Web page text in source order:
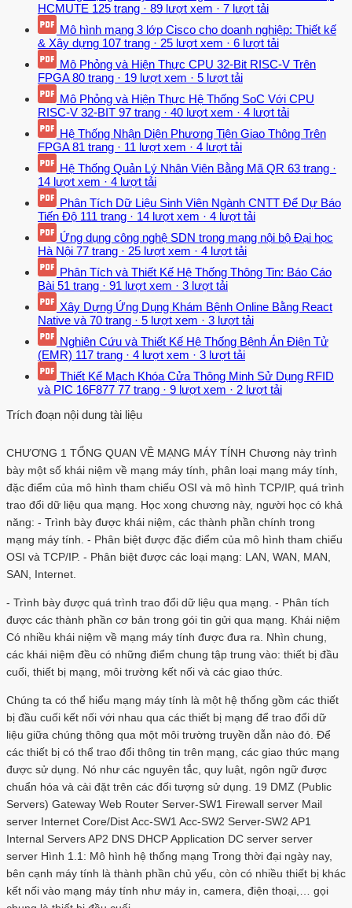
HCMUTE 125 trang · 89 lượt xem · 7 lượt tải
Mô hình mạng 3 lớp Cisco cho doanh nghiệp: Thiết kế
& Xây dựng 107 trang · 25 lượt xem · 6 lượt tải
Mô Phỏng và Hiện Thực CPU 32-Bit RISC-V Trên
FPGA 80 trang · 19 lượt xem · 5 lượt tải
Mô Phỏng và Hiện Thực Hệ Thống SoC Với CPU
RISC-V 32-BIT 97 trang · 40 lượt xem · 4 lượt tải
Hệ Thống Nhận Diện Phương Tiện Giao Thông Trên
FPGA 81 trang · 11 lượt xem · 4 lượt tải
Hệ Thống Quản Lý Nhân Viên Bằng Mã QR 63 trang ·
14 lượt xem · 4 lượt tải
Phân Tích Dữ Liệu Sinh Viên Ngành CNTT Để Dự Báo
Tiến Độ 111 trang · 14 lượt xem · 4 lượt tải
Ứng dụng công nghệ SDN trong mạng nội bộ Đại học
Hà Nội 77 trang · 25 lượt xem · 4 lượt tải
Phân Tích và Thiết Kế Hệ Thống Thông Tin: Báo Cáo
Bài 51 trang · 91 lượt xem · 3 lượt tải
Xây Dựng Ứng Dụng Khám Bệnh Online Bằng React
Native và 70 trang · 5 lượt xem · 3 lượt tải
Nghiên Cứu và Thiết Kế Hệ Thống Bệnh Án Điện Tử
(EMR) 117 trang · 4 lượt xem · 3 lượt tải
Thiết Kế Mạch Khóa Cửa Thông Minh Sử Dụng RFID
và PIC 16F877 77 trang · 9 lượt xem · 2 lượt tải
Trích đoạn nội dung tài liệu
CHƯƠNG 1 TỔNG QUAN VỀ MẠNG MÁY TÍNH Chương này trình
bày một số khái niệm về mạng máy tính, phân loại mạng máy tính,
đặc điểm của mô hình tham chiếu OSI và mô hình TCP/IP, quá trình
trao đổi dữ liệu qua mạng. Học xong chương này, người học có khả
năng: - Trình bày được khái niệm, các thành phần chính trong
mạng máy tính. - Phân biệt được đặc điểm của mô hình tham chiếu
OSI và TCP/IP. - Phân biệt được các loại mạng: LAN, WAN, MAN,
SAN, Internet.
- Trình bày được quá trình trao đổi dữ liệu qua mạng. - Phân tích
được các thành phần cơ bản trong gói tin gửi qua mạng. Khái niệm
Có nhiều khái niệm về mạng máy tính được đưa ra. Nhìn chung,
các khái niệm đều có những điểm chung tập trung vào: thiết bị đầu
cuối, thiết bị mạng, môi trường kết nối và các giao thức.
Chúng ta có thể hiểu mạng máy tính là một hệ thống gồm các thiết
bị đầu cuối kết nối với nhau qua các thiết bị mạng để trao đổi dữ
liệu giữa chúng thông qua một môi trường truyền dẫn nào đó. Để
các thiết bị có thể trao đổi thông tin trên mạng, các giao thức mạng
được sử dụng. Nó như các nguyên tắc, quy luật, ngôn ngữ được
chuẩn hóa và cài đặt trên các đối tượng sử dụng. 19 DMZ (Public
Servers) Gateway Web Router Server-SW1 Firewall server Mail
server Internet Core/Dist Acc-SW1 Acc-SW2 Server-SW2 AP1
Internal Servers AP2 DNS DHCP Application DC server server
server Hình 1.1: Mô hình hệ thống mạng Trong thời đại ngày nay,
bên cạnh máy tính là thành phần chủ yếu, còn có nhiều thiết bị khác
kết nối vào mạng máy tính như máy in, camera, điện thoại,… gọi